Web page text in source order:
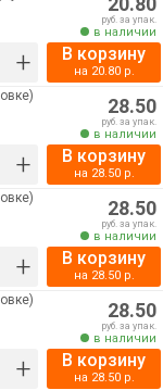
+
руб. за упак.
в наличии
В корзину
на 20.80р.
+
28.50
руб. за упак.
в наличии
В корзину
на 28.50р.
+
28.50
руб. за упак.
в наличии
В корзину
на 28.50р.
+
28.50
руб. за упак.
в наличии
В корзину
на 28.50р.